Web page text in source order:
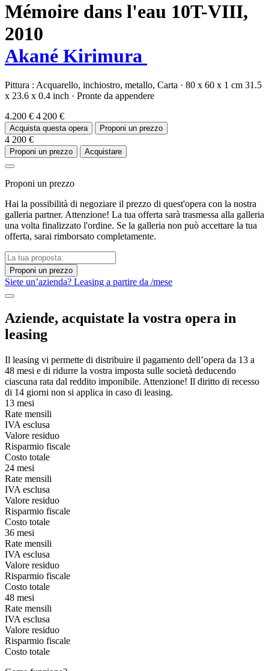
Mémoire dans l'eau 10T-VIII,
2010
Akané Kirimura
Pittura : Acquarello, inchiostro, metallo, Carta · 80 x 60 x 1 cm 31.5
x 23.6 x 0.4 inch · Pronte da appendere
4.200 € 4 200 €
Acquista questa opera Proponi un prezzo
4 200 €
Proponi un prezzo Acquistare
Proponi un prezzo
Hai la possibilità di negoziare il prezzo di quest'opera con la nostra
galleria partner. Attenzione! La tua offerta sarà trasmessa alla galleria
una volta finalizzato l'ordine. Se la galleria non può accettare la tua
offerta, sarai rimborsato completamente.
Proponi un prezzo
Siete un’azienda? Leasing a partire da /mese
Aziende, acquistate la vostra opera in
leasing
Il leasing vi permette di distribuire il pagamento dell’opera da 13 a
48 mesi e di ridurre la vostra imposta sulle società deducendo
ciascuna rata dal reddito imponibile. Attenzione! Il diritto di recesso
di 14 giorni non si applica in caso di leasing.
13 mesi
Rate mensili
IVA esclusa
Valore residuo
Risparmio fiscale
Costo totale
24 mesi
Rate mensili
IVA esclusa
Valore residuo
Risparmio fiscale
Costo totale
36 mesi
Rate mensili
IVA esclusa
Valore residuo
Risparmio fiscale
Costo totale
48 mesi
Rate mensili
IVA esclusa
Valore residuo
Risparmio fiscale
Costo totale